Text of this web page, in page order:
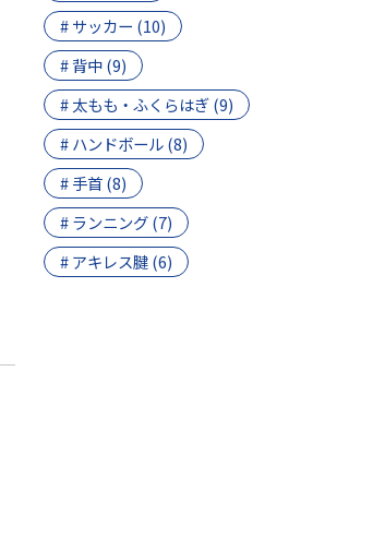
# サッカー (10)
# 背中 (9)
# 太もも・ふくらはぎ (9)
# ハンドボール (8)
# 手首 (8)
# ランニング (7)
# アキレス腱 (6)